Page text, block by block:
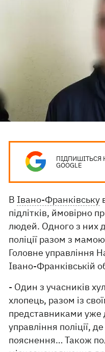
ПІДПИШІТЬСЯ
GOOGLE
В Івано-Франківську
підлітків, ймовірно
людей. Одного з них
поліції разом з
Головне управління
Івано-Франківській
- Один з учасників
хлопець, разом із
представниками уже
управління поліції,
пояснення… Також